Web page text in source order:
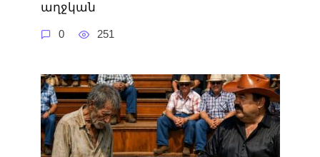
աղջկան
0 251